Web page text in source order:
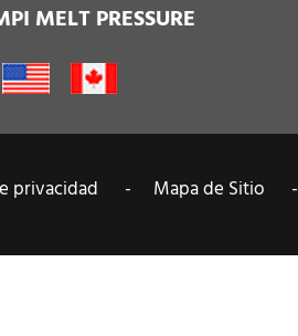
MELT PRESSURE
privacidad - Mapa de Sitio -